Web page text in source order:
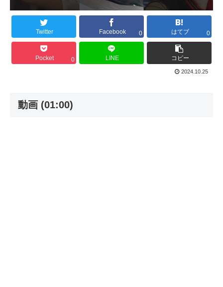
Twitter Facebook 0 はてブ 0
Pocket 0 LINE コピー
2024.10.25
動画 (01:00)